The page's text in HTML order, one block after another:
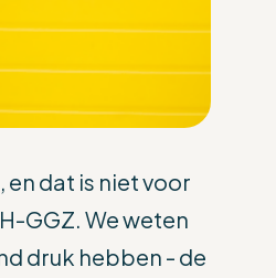
dat is niet voor
GGZ. We weten
druk hebben - de